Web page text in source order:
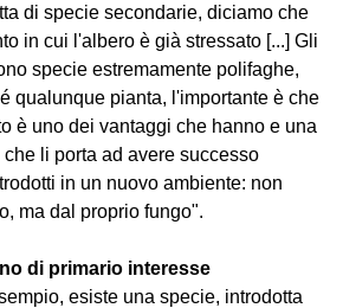
di specie secondarie, diciamo che
in cui l'albero è già stressato [...] Gli
specie estremamente polifaghe,
qualunque pianta, l'importante è che
è uno dei vantaggi che hanno e una
li porta ad avere successo
in un nuovo ambiente: non
ma dal proprio fungo".
di primario interesse
esiste una specie, introdotta